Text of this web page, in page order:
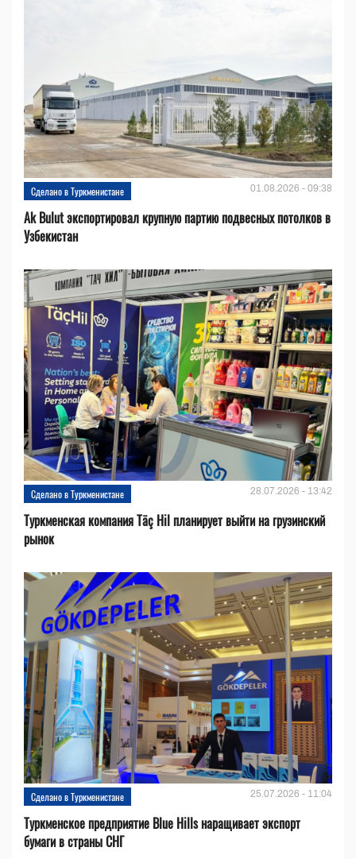
Сделано в Туркменистане 01.08.2026 - 09:38
Ak Bulut экспортировал крупную партию подвесных потолков в
Узбекистан
Сделано в Туркменистане 28.07.2026 - 13:42
Туркменская компания Täç Hil планирует выйти на грузинский
рынок
Сделано в Туркменистане 25.07.2026 - 11:04
Туркменское предприятие Blue Hills наращивает экспорт
бумаги в страны СНГ